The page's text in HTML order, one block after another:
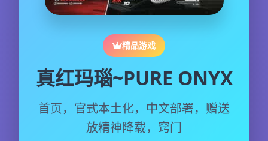
精品游戏
真红玛瑙~PURE ONYX
首页，官式本土化，中文部署，赠送
放精神降载，窍门